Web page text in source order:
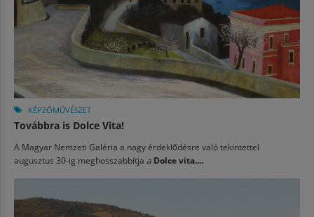
KÉPZŐMŰVÉSZET
Továbbra is Dolce Vita!
A Magyar Nemzeti Galéria a nagy érdeklődésre való tekintettel
augusztus 30-ig meghosszabbítja a Dolce vita....